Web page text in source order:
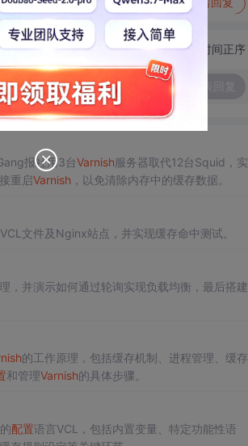
写回复
切换为时间正序
报社用3台Varnish服务器取代12台Squid，实
重启Varnish ，以免清除内存中的缓存数据。
VCL文件及Nginx站点，并实现缓存命中测试。
，并演示如何通过轮询实现负载均衡，最后搭建
的工作原理，包括缓存机制、进程管理、缓存
和管理Varnish的具体步骤。
的配置语言VCL，包括内置变量、特定功能性语